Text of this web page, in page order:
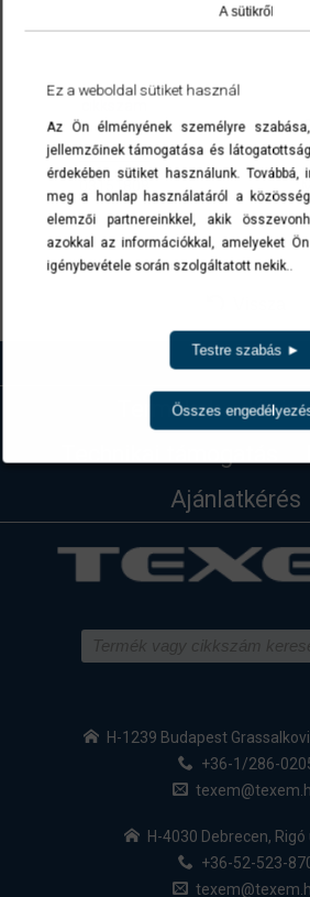
03151406
03151808
A cikkszámokra kattintva a termék(ek)
Termékek
Ajánlatkérés
H-1239 Budapest
+36-1/286-
H-4030 Debrecen, Rigó
+36-52-523-
A sütikről
Ez a weboldal sütiket használ
Az Ön élményének személyre
jellemzőinek támogatása és
érdekében sütiket használunk. Továbbá,
meg a honlap használatáról a
elemzői partnereinkkel, akik
azokkal az információkkal, amelyeket
igénybevétele során szolgáltatott nekik..
Testre szabás ►
Összes